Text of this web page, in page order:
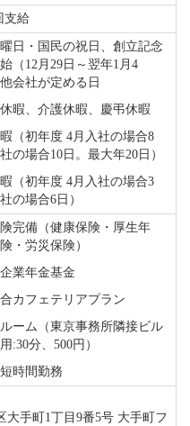
支給
日・国民の祝日、創立記念
（12月29日～翌年1月4
会社が定める日
暇、介護休暇、慶弔休暇
（初年度 4月入社の場合8
の場合10日。最大年20日）
（初年度 4月入社の場合3
の場合6日）
完備（健康保険・厚生年
・労災保険）
業年金基金
カフェテリアプラン
ーム（東京事務所隣接ビル
:30分、500円）
時間勤務
大手町1丁目9番5号 大手町フ